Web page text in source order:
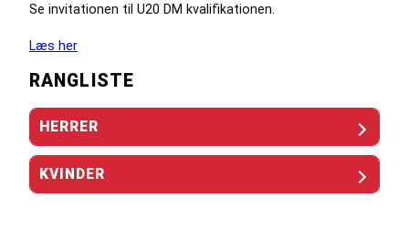
Se invitationen til U20 DM kvalifikationen.
Læs her
RANGLISTE
HERRER
KVINDER